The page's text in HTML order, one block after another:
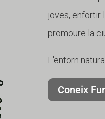
joves, enfortir
promoure la
L'entorn
Coneix